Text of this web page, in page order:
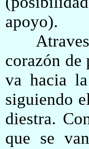
apoyo).
corazón de
va hacia
siguiendo
diestra.
que se